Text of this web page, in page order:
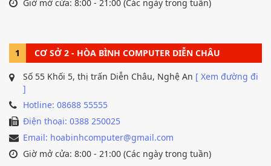
Giờ mở cửa: 8:00 - 21:00 (Các ngày trong tuần)
1 CƠ SỞ 2 - HÒA BÌNH COMPUTER DIỄN CHÂU
Số 55 Khối 5, thị trấn Diễn Châu, Nghệ An [ Xem đường đi
]
Hotline: 08688 55555
Điện thoại: 0388 250025
Email: hoabinhcomputer@gmail.com
Giờ mở cửa: 8:00 - 21:00 (Các ngày trong tuần)